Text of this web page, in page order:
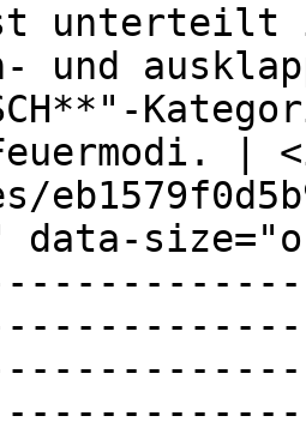
unterteilt
und
|
data-